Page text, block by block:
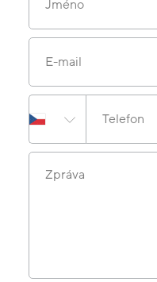
Jméno
E-mail
Telefon
Zpráva